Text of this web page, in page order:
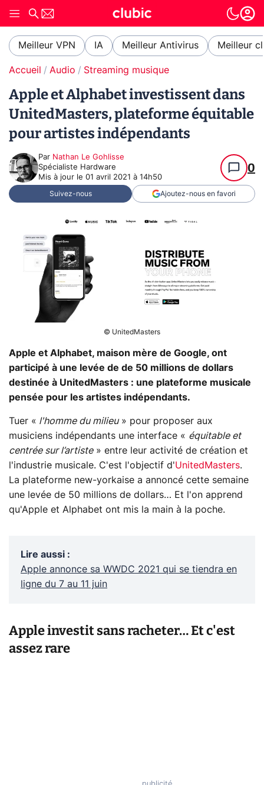
Meilleur VPN IA Meilleur Antivirus Meilleur
Accueil Audio Streaming musique
Apple et Alphabet investissent dans
UnitedMasters, plateforme équitable
pour artistes indépendants
Par Nathan Le Gohlisse
Spécialiste Hardware
Mis à jour le 01 avril 2021 à 14h50
0
Suivez-nous Ajoutez-nous en favori
© UnitedMasters
Apple et Alphabet, maison mère de Google, ont
participé à une levée de de 50 millions de dollars
destinée à UnitedMasters : une plateforme musicale
pensée pour les artistes indépendants.
Tuer « l'homme du milieu» pour proposer aux
musiciens indépendants une interface « équitable et
centrée sur l’artiste» entre leur activité de création et
l'industrie musicale. C'est l'objectif d'UnitedMasters.
La plateforme new-yorkaise a annoncé cette semaine
une levée de 50 millions de dollars… Et l'on apprend
qu'Apple et Alphabet ont mis la main à la poche.
Lire aussi :
Apple annonce sa WWDC 2021 qui se tiendra en
ligne du 7 au 11 juin
Apple investit sans racheter… Et c'est
assez rare